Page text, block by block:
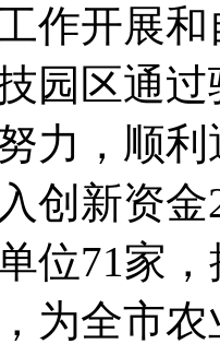
作开展
园区通
力，顺
创新资金
位71家
为全市